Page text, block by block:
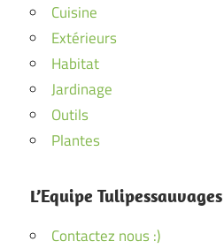
Cuisine
Extérieurs
Habitat
Jardinage
Outils
Plantes
L’Equipe Tulipessauvages
Contactez nous :)